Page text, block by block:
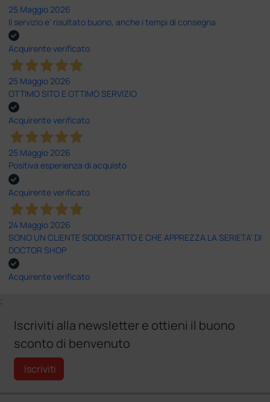
25 Maggio 2026
Il servizio e’ risultato buono, anche i tempi di consegna
Acquirente verificato
25 Maggio 2026
OTTIMO SITO E OTTIMO SERVIZIO
Acquirente verificato
25 Maggio 2026
Positiva esperienza di acquisto
Acquirente verificato
24 Maggio 2026
SONO UN CLIENTE SODDISFATTO E CHE APPREZZA LA SERIETA' DI
DOCTOR SHOP
Acquirente verificato
;
Iscriviti alla newsletter e ottieni il buono
sconto di benvenuto
Iscriviti